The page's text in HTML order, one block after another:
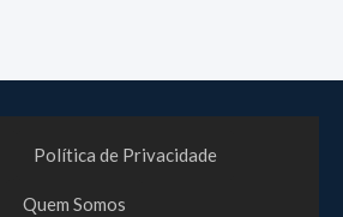
Política de Privacidade
Quem Somos